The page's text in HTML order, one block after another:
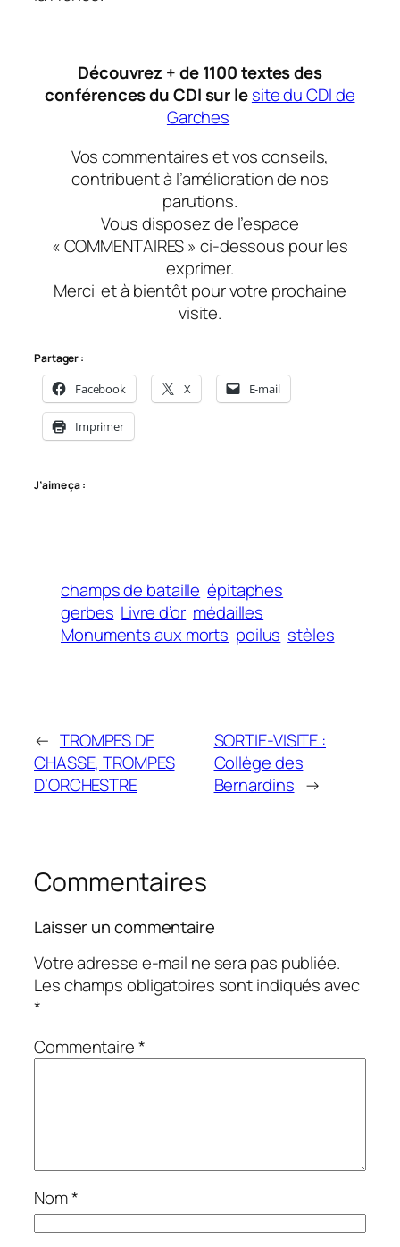
Découvrez + de 1100 textes des
conférences du CDI sur lesite du CDI de
Garches
Vos commentaires et vos conseils,
contribuent à l’amélioration de nos
parutions.
Vous disposez de l’espace
« COMMENTAIRES » ci-dessous pour les
exprimer.
Merci et à bientôtpour votre prochaine
visite.
Partager :
Facebook X E-mail
Imprimer
J’aime ça :
champs de bataille épitaphes
gerbes Livre d’or médailles
Monuments aux morts poilus stèles
← TROMPES DE
CHASSE, TROMPES
D’ORCHESTRE
SORTIE-VISITE :
Collège des
Bernardins →
Commentaires
Laisser un commentaire
Votre adresse e-mail ne sera pas publiée.
Les champs obligatoires sont indiqués avec
*
Commentaire*
Nom*